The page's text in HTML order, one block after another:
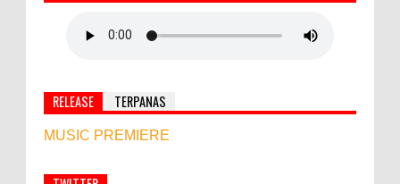
RELEASE TERPANAS
MUSIC PREMIERE